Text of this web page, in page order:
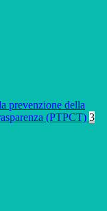
prevenzione della
(PTPCT) 3